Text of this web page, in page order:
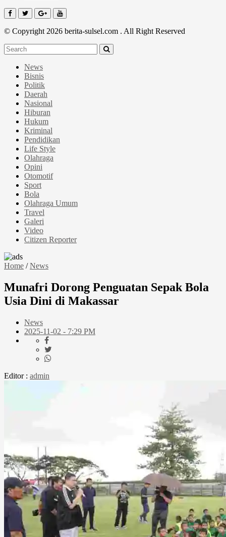
© Copyright 2026 berita-sulsel.com . All Right Reserved
News
Bisnis
Politik
Daerah
Nasional
Hiburan
Hukum
Kriminal
Pendidikan
Life Style
Olahraga
Opini
Otomotif
Sport
Bola
Olahraga Umum
Travel
Galeri
Video
Citizen Reporter
Home /News
Munafri Dorong Penguatan Sepak Bola
Usia Dini di Makassar
News
2025-11-02 - 7:29 PM
Editor : admin